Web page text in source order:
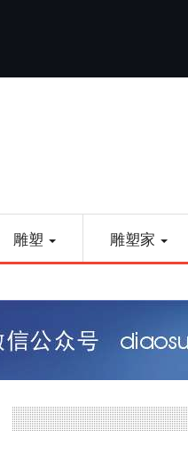
雕塑 雕塑家